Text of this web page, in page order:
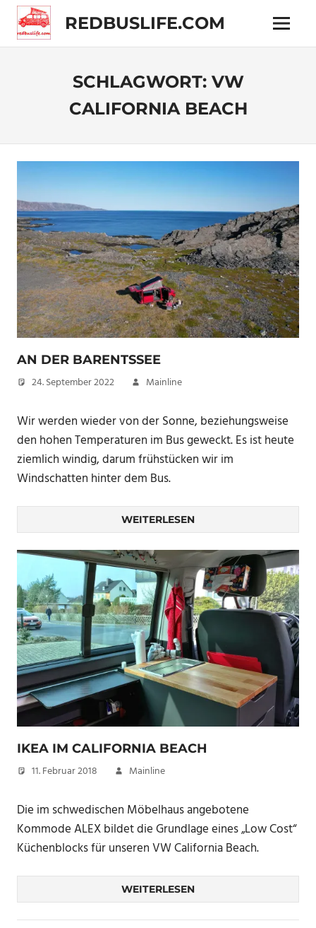
Zum
Inhalt
springen
REDBUSLIFE.COM
Technik
Menü
SCHLAGWORT: VW
CALIFORNIA BEACH
AN DER BARENTSSEE
24. September 2022 Mainline
Wir werden wieder von der Sonne, beziehungsweise
den hohen Temperaturen im Bus geweckt. Es ist heute
ziemlich windig, darum frühstücken wir im
Windschatten hinter dem Bus.
WEITERLESEN
IKEA IM CALIFORNIA BEACH
11. Februar 2018 Mainline
Die im schwedischen Möbelhaus angebotene
Kommode ALEX bildet die Grundlage eines „Low Cost“
Küchenblocks für unseren VW California Beach.
WEITERLESEN